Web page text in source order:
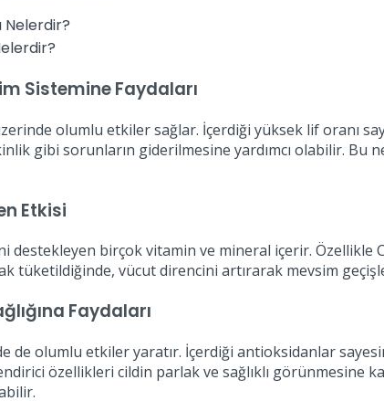
Sistemine Faydaları
olumlu etkiler sağlar. İçerdiği yüksek lif oranı
gibi sorunların giderilmesine yardımcı olabilir.
Etkisi
destekleyen birçok vitamin ve mineral içerir.
tüketildiğinde, vücut direncini artırarak mevsim
Faydaları
de olumlu etkiler yaratır. İçerdiği antioksidanlar
özellikleri cildin parlak ve sağlıklı görünmesine